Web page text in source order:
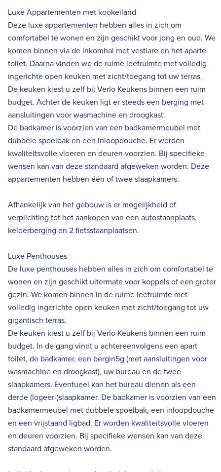
Luxe Appartementen met kookeiland
Deze luxe appartementen hebben alles in zich om
comfortabel te wonen en zijn geschikt voor jong en oud. We
komen binnen via de inkomhal met vestiare en het aparte
toilet. Daarna vinden we de ruime leefruimte met volledig
ingerichte open keuken met zicht/toegang tot uw terras.
De keuken kiest u zelf bij Verlo Keukens binnen een ruim
budget. Achter de keuken ligt er steeds een berging met
aansluitingen voor wasmachine en droogkast.
De badkamer is voorzien van een badkamermeubel met
dubbele spoelbak en een inloopdouche. Er worden
kwaliteitsvolle vloeren en deuren voorzien. Bij specifieke
wensen kan van deze standaard afgeweken worden. Deze
appartementen hebben één of twee slaapkamers.
Afhankelijk van het gebouw is er mogelijkheid of
verplichting tot het aankopen van een autostaanplaats,
kelderberging en 2 fietsstaanplaatsen.
Luxe Penthouses
De luxe penthouses hebben alles in zich om comfortabel te
wonen en zijn geschikt uitermate voor koppels of een groter
gezin. We komen binnen in de ruime leefruimte met
volledig ingerichte open keuken met zicht/toegang tot uw
gigantisch terras.
De keuken kiest u zelf bij Verlo Keukens binnen een ruim
budget. In de gang vindt u achtereenvolgens een apart
toilet, de badkamer, een bergin5g (met aansluitingen voor
wasmachine en droogkast), uw bureau en de twee
slaapkamers. Eventueel kan het bureau dienen als een
derde (logeer-)slaapkamer. De badkamer is voorzien van een
badkamermeubel met dubbele spoelbak, een inloopdouche
en een vrijstaand ligbad. Er worden kwaliteitsvolle vloeren
en deuren voorzien. Bij specifieke wensen kan van deze
standaard afgeweken worden.